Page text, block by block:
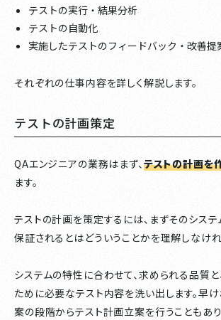
テストの実行・結果分析
テストの自動化
実施したテストのフィードバック・改善提
それぞれの仕事内容を詳しく解説します。
テストの計画策定
QAエンジニアの業務はまず、 テストの計画を
ます。
テストの計画を策定するには、まずそのシス
保証されるとはどういうことかを理解しなけれ
システムの特性に合わせて、求められる品質
ために必要なテスト内容を洗い出します。早
案の段階からテスト計画立案を行うこともあり